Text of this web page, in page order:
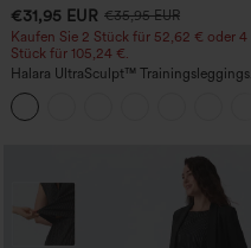
€31,95 EUR €35,95 EUR
Kaufen Sie 2 Stück für 52,62 € oder 4
Stück für 105,24 €.
Halara UltraSculpt™ Trainingsleggings
mit hoher Taille – formend, Po-Lifting,
Bauchkontrolle und mit Taschen